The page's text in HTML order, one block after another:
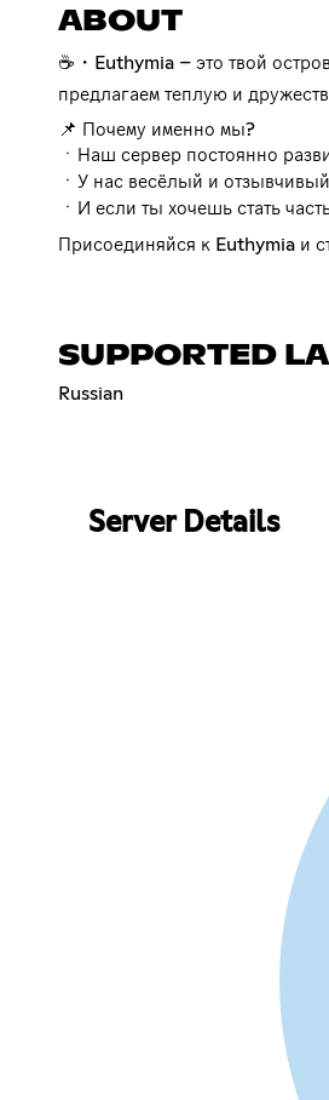
ABOUT
☕・Euthymia – это твой
предлагаем теплую и
📌 Почему именно мы?
ㆍНаш сервер постоянно
ㆍУ нас весёлый и
ㆍИ если ты хочешь стать
Присоединяйся к Euthymia и
SUPPORTED
Russian
Server Details